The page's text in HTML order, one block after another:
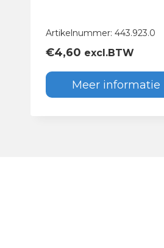
Artikelnummer: 443.923.0
€4,60 excl.BTW
Meer informatie